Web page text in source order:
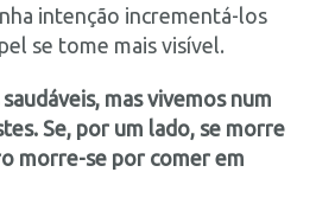
intenção incrementá-los
se tome mais visível.
mas vivemos num
Se, por um lado, se morre
morre-se por comer em